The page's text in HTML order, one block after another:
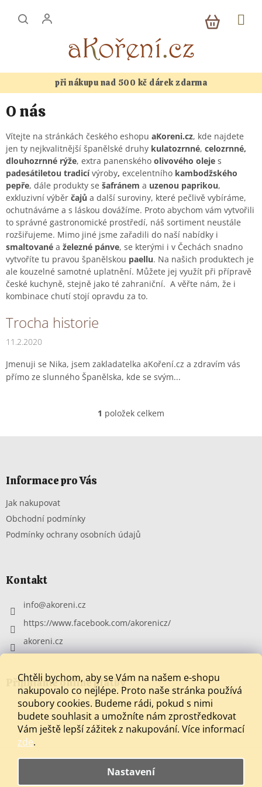
Chtěli bychom, aby se Vám na našem e-shopu
nakupovalo co nejlépe. Proto naše stránka používá
soubory cookies. Budeme rádi, pokud s nimi
budete souhlasit a umožníte nám zprostředkovat
Vám ještě lepší zážitek z nakupování. Více informací
zde.
Nastavení
KOŠÍK
při nákupu nad 500 kč dárek zdarma
O nás
Vítejte na stránkách českého eshopu aKoreni.cz, kde najdete
jen ty nejkvalitnější španělské druhy kulatozrnné, celozrnné,
dlouhozrnné rýže, extra panenského olivového oleje s
padesátiletou tradicívýroby, excelentního kambodžského
pepře, dále produkty se šafránem a uzenou paprikou,
exkluzivní výběr čajů a další suroviny, které pečlivě vybíráme,
ochutnáváme a s láskou dovážíme. Proto abychom vám vytvořili
to správné gastronomické prostředí, náš sortiment neustále
rozšiřujeme. Mimo jiné jsme zařadili do naší nabídky i
smaltované a železné pánve, se kterými i v Čechách snadno
vytvoříte tu pravou španělskou paellu. Na našich produktech je
ale kouzelné samotné uplatnění. Můžete jej využít při přípravě
české kuchyně, stejně jako té zahraniční. A věřte nám, že i
kombinace chutí stojí opravdu za to.
V
ý
p
i
s
č
Trocha historie
11.2.2020
Jmenuji se Nika, jsem zakladatelka aKoření.cz a zdravím vás
přímo ze slunného Španělska, kde se svým...
O
v
k
u
1 položek celkem
Informace pro Vás
Jak nakupovat
Obchodní podmínky
Podmínky ochrany osobních údajů
Kontakt
info@akoreni.cz
https://www.facebook.com/akorenicz/
akoreni.cz
Přijímáme online platby
Vytvořil Shoptet